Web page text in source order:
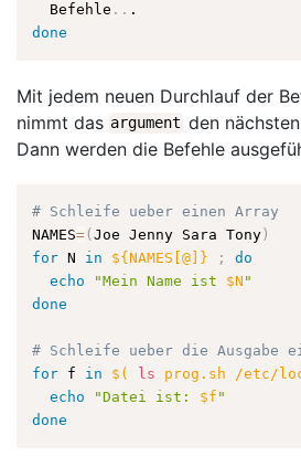
  Befehle
..
done
Mit jedem neuen Durchlauf der
nimmt das argument den
Dann werden die Befehle
# Schleife ueber einen Array
NAMES=(Joe Jenny Sara Tony )
for N in ${NAMES[@]} ;
do
echo
"Mein Name ist $N "
done
# Schleife ueber die Ausgabe
for f in $( ls prog.sh /etc/
echo
"Datei ist: $f "
done